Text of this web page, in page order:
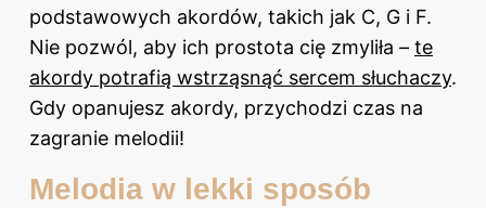
podstawowych akordów, takich jak C, G i F.
Nie pozwól, aby ich prostota cię zmyliła – te
akordy potrafią wstrząsnąć sercem słuchaczy.
Gdy opanujesz akordy, przychodzi czas na
zagranie melodii!
Melodia w lekki sposób